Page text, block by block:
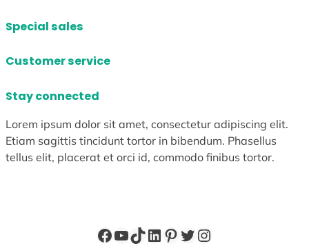
Special sales
Customer service
Stay connected
Lorem ipsum dolor sit amet, consectetur adipiscing elit.
Etiam sagittis tincidunt tortor in bibendum. Phasellus
tellus elit, placerat et orci id, commodo finibus tortor.
Facebook
YouTube
TikTok
LinkedIn
Pinterest
X Instagram